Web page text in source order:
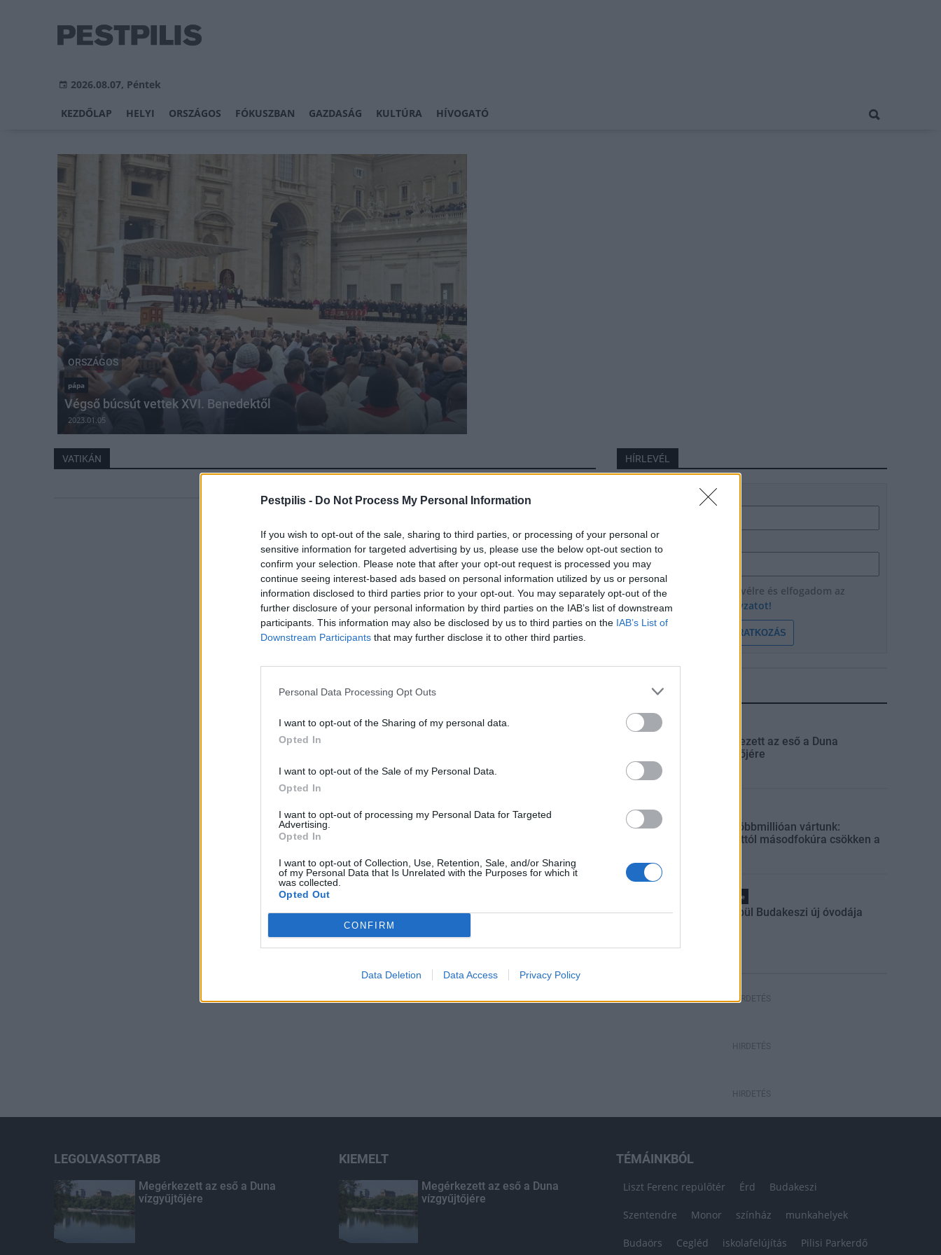
Pestpilis - Do Not Process My Personal Information
If you wish to opt-out of the sale, sharing to third parties, or processing of your personal or
sensitive information for targeted advertising by us, please use the below opt-out section to
confirm your selection. Please note that after your opt-out request is processed you may
continue seeing interest-based ads based on personal information utilized by us or personal
information disclosed to third parties prior to your opt-out. You may separately opt-out of the
further disclosure of your personal information by third parties on the IAB’s list of downstream
participants. This information may also be disclosed by us to third parties on the IAB’s List of
Downstream Participants that may further disclose it to other third parties.
Personal Data Processing Opt Outs
I want to opt-out of the Sharing of my personal data.
Opted In
I want to opt-out of the Sale of my Personal Data.
Opted In
I want to opt-out of processing my Personal Data for Targeted
Advertising.
Opted In
I want to opt-out of Collection, Use, Retention, Sale, and/or Sharing
of my Personal Data that Is Unrelated with the Purposes for which it
was collected.
Opted Out
CONFIRM
Data Deletion Data Access Privacy Policy
2026.08.07, Péntek
KEZDŐLAP HELYI ORSZÁGOS FÓKUSZBAN GAZDASÁG KULTÚRA HÍVOGATÓ
ORSZÁGOS
pápa
Végső búcsút vettek XVI. Benedektől
2023.01.05
VATIKÁN HÍRLEVÉL
E-mail cím
Feliratkozom a hírlevélre és elfogadom az
adatvédelmi szabályzatot!
FELIRATKOZÁS
LEGFRISSEBB
Megérkezett az eső a Duna
vízgyűjtőjére
Amire többmillióan vártunk:
szombattól másodfokúra csökken a
Pest megye
Fából épül Budakeszi új óvodája
HIRDETÉS
HIRDETÉS
HIRDETÉS
LEGOLVASOTTABB
Megérkezett az eső a Duna
vízgyűjtőjére
KIEMELT
Megérkezett az eső a Duna
vízgyűjtőjére
TÉMÁINKBÓL
Liszt Ferenc repülőtér Érd Budakeszi
Szentendre Monor színház munkahelyek
Budaörs Cegléd iskolafelújítás Pilisi Parkerdő